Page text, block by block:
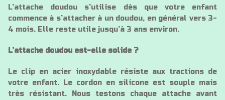
L’attache doudou s’utilise dès que votre enfant
commence à s’attacher à un doudou, en général vers 3-
4 mois. Elle reste utile jusqu’à 3 ans environ.
L’attache doudou est-elle solide ?
Le clip en acier inoxydable résiste aux tractions de
votre enfant. Le cordon en silicone est souple mais
très résistant. Nous testons chaque attache avant